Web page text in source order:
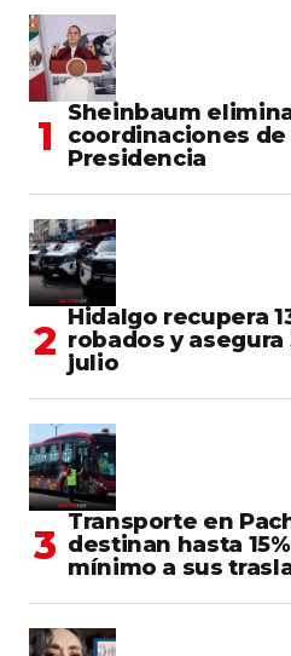
Sheinbaum
coordinaciones de
Presidencia
Hidalgo recupera
robados y
julio
Transporte en
destinan hasta
mínimo a sus